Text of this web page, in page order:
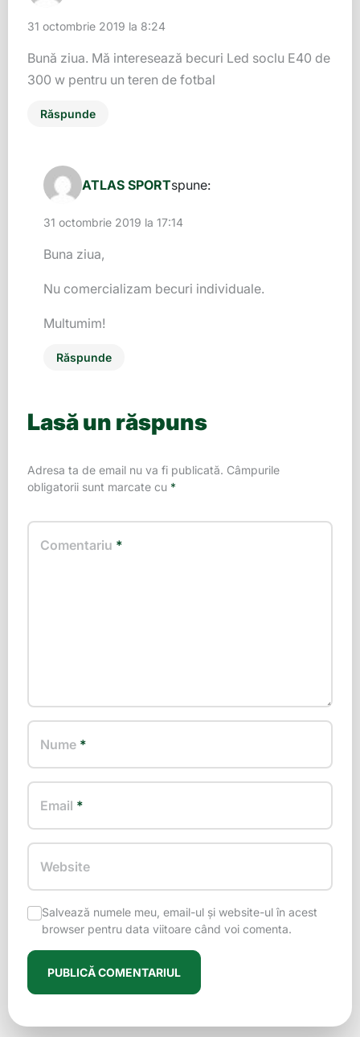
31 octombrie 2019 la 8:24
Bună ziua. Mă interesează becuri Led soclu E40 de
300 w pentru un teren de fotbal
Răspunde
ATLAS SPORTspune:
31 octombrie 2019 la 17:14
Buna ziua,
Nu comercializam becuri individuale.
Multumim!
Răspunde
Lasă un răspuns
Adresa ta de email nu va fi publicată. Câmpurile
obligatorii sunt marcate cu *
Comentariu *
Nume *
Email *
Website
Salvează numele meu, email-ul și website-ul în acest
browser pentru data viitoare când voi comenta.